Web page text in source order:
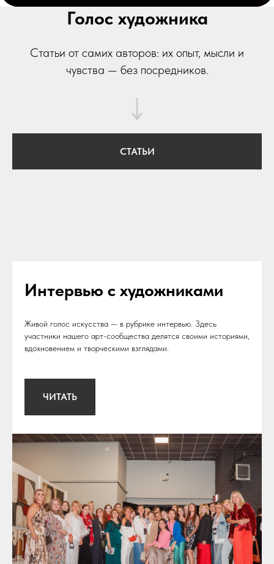
Голос художника
Статьи от самих авторов: их опыт, мысли и
чувства — без посредников.
СТАТЬИ
Интервью с художниками
Живой голос искусства — в рубрике интервью. Здесь
участники нашего арт-сообщества делятся своими историями,
вдохновением и творческими взглядами.
ЧИТАТЬ